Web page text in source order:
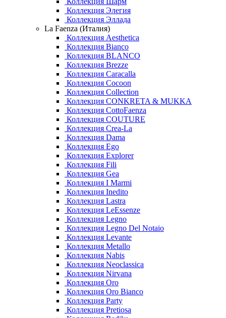
Коллекция Элегия
Коллекция Эллада
La Faenza (Италия)
Коллекция Aesthetica
Коллекция Bianco
Коллекция BLANCO
Коллекция Brezze
Коллекция Caracalla
Коллекция Cocoon
Коллекция Collection
Коллекция CONKRETA & MUKKA
Коллекция CottoFaenza
Коллекция COUTURE
Коллекция Crea-La
Коллекция Dama
Коллекция Ego
Коллекция Explorer
Коллекция Fili
Коллекция Gea
Коллекция I Marmi
Коллекция Inedito
Коллекция Lastra
Коллекция LeEssenze
Коллекция Legno
Коллекция Legno Del Notaio
Коллекция Levante
Коллекция Metallo
Коллекция Nabis
Коллекция Neoclassica
Коллекция Nirvana
Коллекция Oro
Коллекция Oro Bianco
Коллекция Party
Коллекция Pretiosa